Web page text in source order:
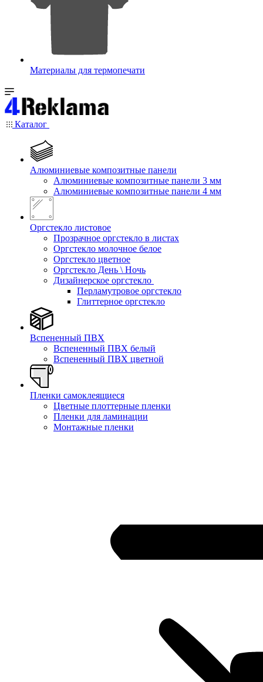
Материалы для термопечати
Каталог
Алюминиевые композитные панели
Алюминиевые композитные панели 3 мм
Алюминиевые композитные панели 4 мм
Оргстекло листовое
Прозрачное оргстекло в листах
Оргстекло молочное белое
Оргстекло цветное
Оргстекло День \ Ночь
Дизайнерское оргстекло
Перламутровое оргстекло
Глиттерное оргстекло
Вспененный ПВХ
Вспененный ПВХ белый
Вспененный ПВХ цветной
Пленки самоклеящиеся
Цветные плоттерные пленки
Пленки для ламинации
Монтажные пленки